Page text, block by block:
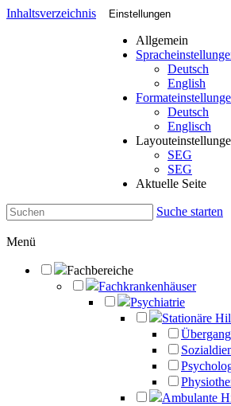
Inhaltsverzeichnis Einstellungen
Allgemein
Deutsch
English
Deutsch
Englisch
SEG
SEG
Aktuelle Seite
Suche starten
Menü
Fachbereiche
Fachkrankenhäuser
Psychiatrie
Stationäre
Ambulante